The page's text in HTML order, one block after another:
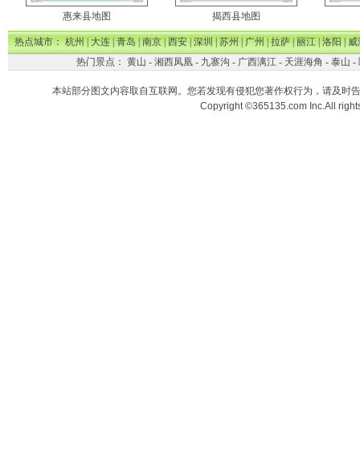
惠来县地图 揭西县地图
热点城市：杭州|大连|青岛|南京|西安|深圳|苏州|广州|拉萨|丽江|洛阳|威
热门景点： 黄山 - 湘西凤凰- 九寨沟 - 广西漓江- 天涯海角 - 泰山 -
本站部分图文内容取自互联网。您若发现有侵犯您著作权行为，请及时
Copyright ©365135.com Inc.All